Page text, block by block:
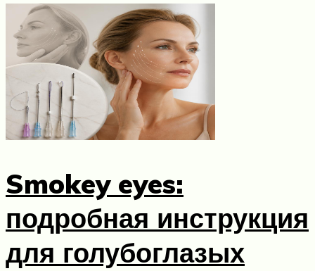
Smokey eyes:
подробная инструкция
для голубоглазых